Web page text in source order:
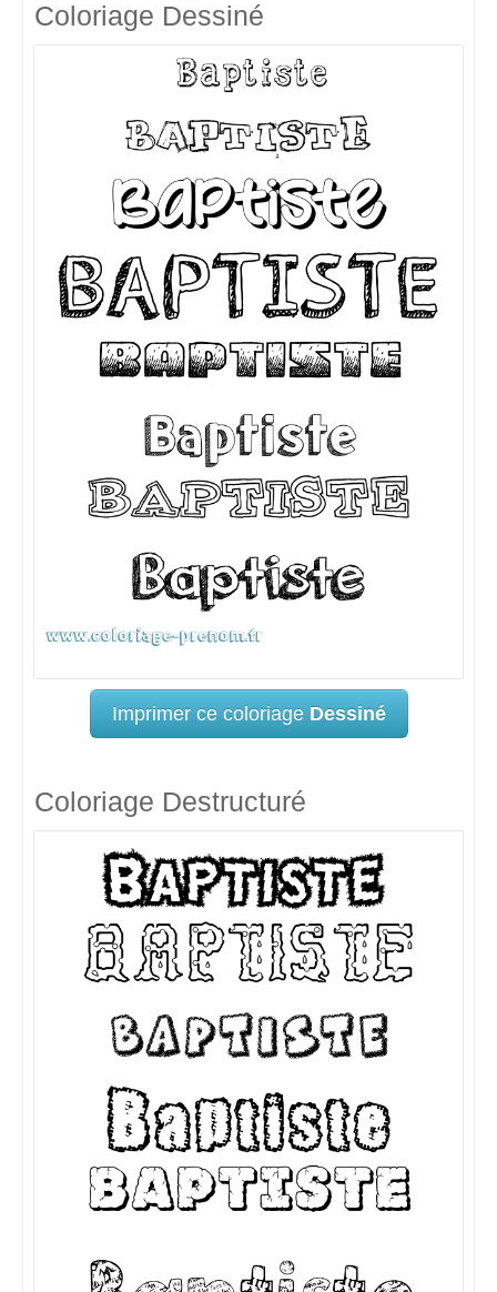
Coloriage Dessiné
Imprimer ce coloriage Dessiné
Coloriage Destructuré